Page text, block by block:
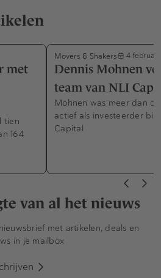
met
tien
164
Movers & Shakers 4
Dennis Mohnen
team van NLI
Mohnen was meer dan
actief als investeerder bij
Capital
van al het nieuws
met artikelen, deals en
in je mailbox